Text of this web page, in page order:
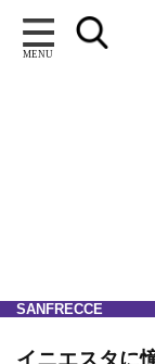
MENU
SANFRECCE